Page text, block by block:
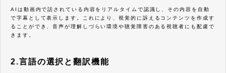
AIは動画内で話されている内容をリアルタイムで認識し、その内容を自動
で字幕として表示します。これにより、視覚的に訴えるコンテンツを作成す
ることができ、音声が理解しづらい環境や聴覚障害のある視聴者にも配慮で
きます。
2.言語の選択と翻訳機能